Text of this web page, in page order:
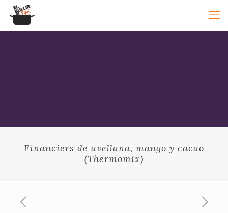
Financiers de avellana, mango y cacao
(Thermomix)